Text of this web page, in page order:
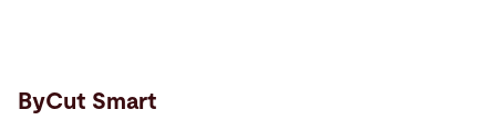
ByCut Smart